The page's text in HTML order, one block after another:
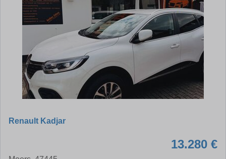
Renault Kadjar
13.280 €